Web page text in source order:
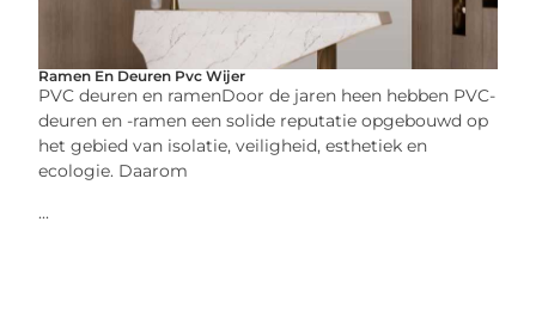
Ramen En Deuren Pvc Wijer
PVC deuren en ramenDoor de jaren heen hebben PVC-
deuren en -ramen een solide reputatie opgebouwd op
het gebied van isolatie, veiligheid, esthetiek en
ecologie. Daarom
...